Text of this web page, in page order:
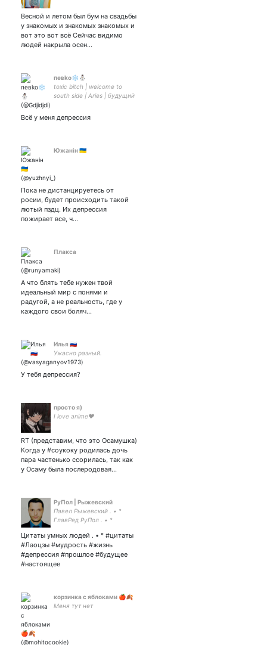
Весной и летом был бум на свадьбы
у знакомых и знакомых знакомых и
вот это вот всё Сейчас видимо
людей накрыла осен…
певko❄️⛄️
toxic bitch | welcome to
south side | Aries | будущий
Всё у меня депрессия
Южанін 🇺🇦
Пока не дистанцируетесь от
росии, будет происходить такой
лютый пздц. Их депрессия
пожирает все, ч…
Плакса
А что блять тебе нужен твой
идеальный мир с понями и
радугой, а не реальность, где у
каждого свои боляч…
Илья 🇷🇺
Ужасно разный.
У тебя депрессия?
просто я)
I love anime❤
RT (представим, что это Осамушка)
Когда у #соукоку родилась дочь
пара частенько ссорилась, так как
у Осаму была послеродовая…
РуПол | Рыжевский
Павел Рыжевский . • °
ГлавРед РуПол . • °
Медиаэксперт . • °
многогранен и
многопригоден . • ° Связь,
важное: ; +79687115768
Цитаты умных людей . • ° #цитаты
#Лаоцзы #мудрость #жизнь
#депрессия #прошлое #будущее
#настоящее
корзинка с яблоками 🍎🍂
Меня тут нет